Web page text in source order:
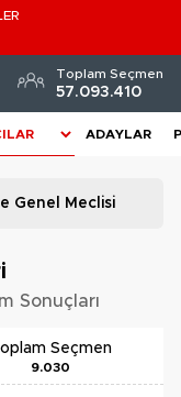
Toplam Seçmen
57.093.410
ADAYLAR
Genel Meclisi
Sonuçları
Seçmen
9.030